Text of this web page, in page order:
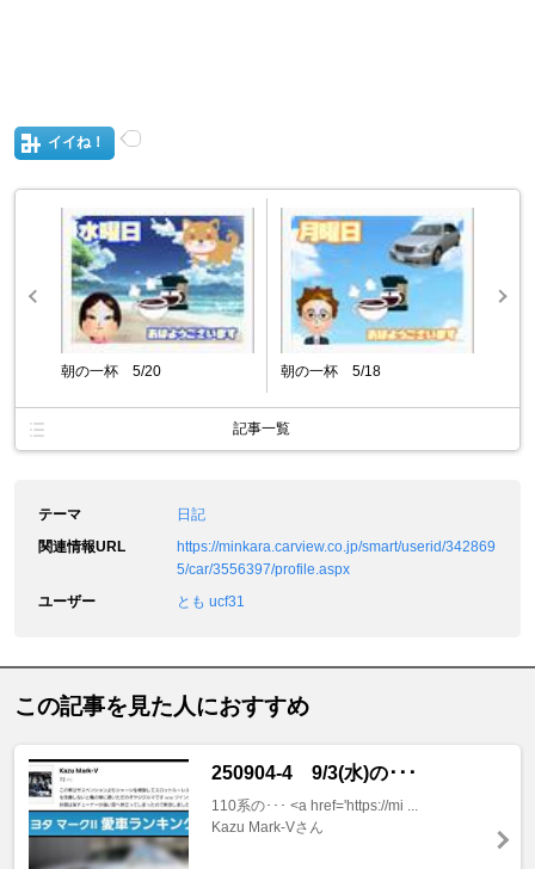
イイね！
朝の一杯 5/20 朝の一杯 5/18
記事一覧
テーマ
日記
関連情報URL
https://minkara.carview.co.jp/smart/userid/342869
5/car/3556397/profile.aspx
ユーザー
とも ucf31
この記事を見た人におすすめ
250904-4 9/3(水)の･･･
110系の･･･ <a href='https://mi ...
Kazu Mark-Vさん